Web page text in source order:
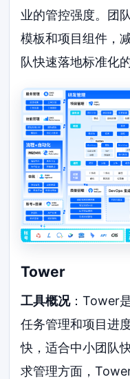
业的管控强度。团
模板和项目组件，
队快速落地标准化
Tower
工具概况：Tower
任务管理和项目进
快，适合中小团队
求管理方面，